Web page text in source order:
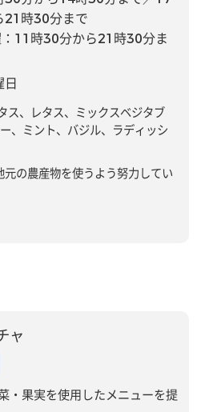
21時30分まで
11時30分から21時30分ま
ス、レタス、ミックスベジタブ
、ミント、バジル、ラディッシ
元の農産物を使うよう努力してい
ャ
・果実を使用したメニューを提